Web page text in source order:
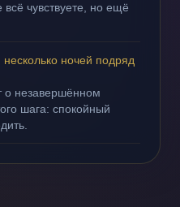
чувствуете, но ещё
ночей подряд
о незавершённом
шага: спокойный